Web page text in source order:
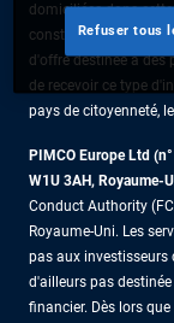
domiciliées dans
constituent pas une
d'offre destinée à des
de recevoir ce type
pays de citoyenneté,
PIMCO Europe Ltd
W1U 3AH, Royaume-
Conduct Authority
Royaume-Uni. Les
pas aux investisseurs
d'ailleurs pas
financier. Dès lors
Refuser tous